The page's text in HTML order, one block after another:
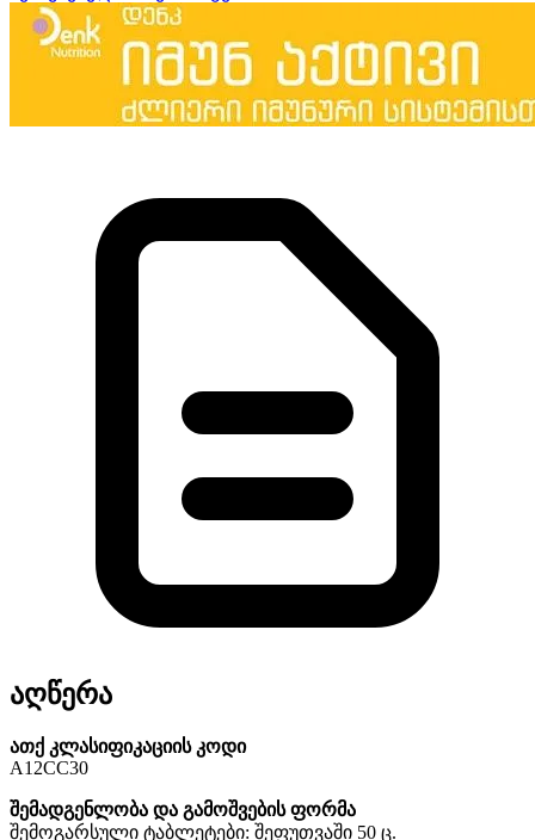
აღწერა
ათქ კლასიფიკაციის კოდი
A12CC30
შემადგენლობა და გამოშვების ფორმა
შემოგარსული ტაბლეტები: შეფუთვაში 50 ც.